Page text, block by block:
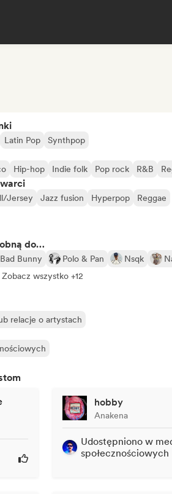
Latin Pop Synthpop
Hip-hop Indie folk Pop rock R&B
Jersey Jazz fusion Hyperpop
Reggae
do…
Bad Bunny Polo & Pan Nsqk
Zobacz wszystko +12
relacje o artystach
hobby
Anakena
Udostępniono w
społecznościowych